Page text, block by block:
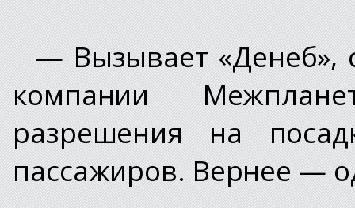
— Вызывает «Денеб»,
компании
разрешения на
пассажиров. Вернее —